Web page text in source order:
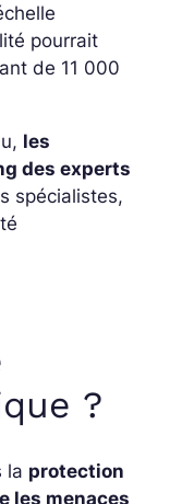
pourrait
de 11 000
les
des experts
spécialistes,
?
la protection
les menaces